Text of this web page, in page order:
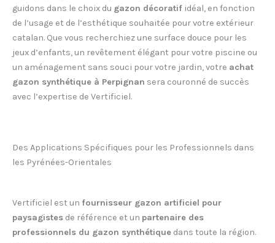
guidons dans le choix du gazon décoratif idéal, en fonction
de l’usage et de l’esthétique souhaitée pour votre extérieur
catalan. Que vous recherchiez une surface douce pour les
jeux d’enfants, un revêtement élégant pour votre piscine ou
un aménagement sans souci pour votre jardin, votre achat
gazon synthétique à Perpignan sera couronné de succès
avec l’expertise de Vertificiel.
Des Applications Spécifiques pour les Professionnels dans
les Pyrénées-Orientales
Vertificiel est un fournisseur gazon artificiel pour
paysagistes de référence et un partenaire des
professionnels du gazon synthétique dans toute la région.